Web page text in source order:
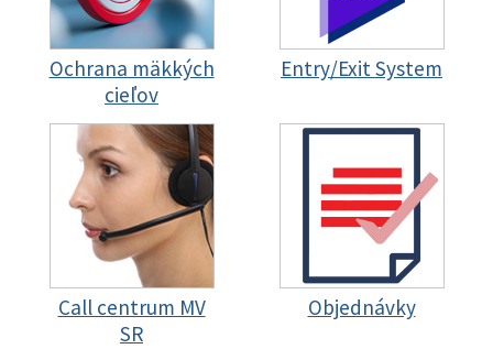
Ochrana mäkkých
cieľov
Entry/Exit System
Call centrum MV
SR
Objednávky